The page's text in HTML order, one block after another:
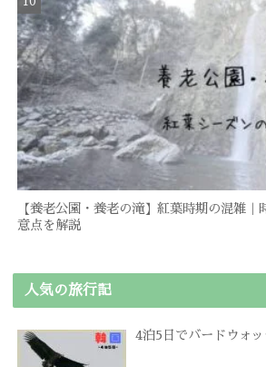
【養老公園・養老の滝】紅葉時期の混雑｜
意点を解説
人気の旅行記
4泊5日でバードウォ